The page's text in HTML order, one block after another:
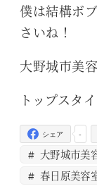
僕は結構ボ
さいね！
大野城市美
トップスタ
-
シェア
大野城市美
春日原美容